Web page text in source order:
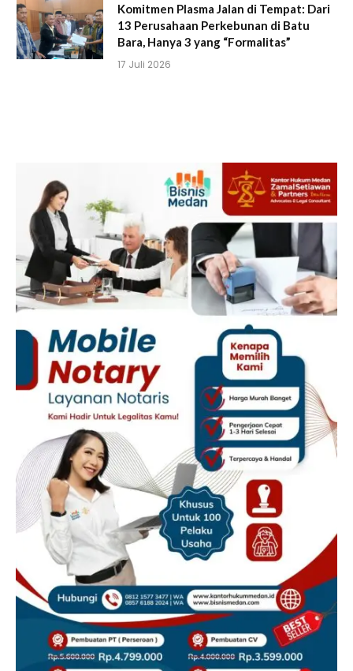
Komitmen Plasma Jalan di Tempat: Dari
13 Perusahaan Perkebunan di Batu
Bara, Hanya 3 yang “Formalitas”
17 Juli 2026